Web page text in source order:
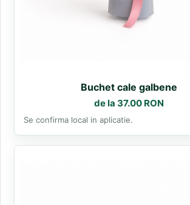
Buchet cale galbene
de la 37.00 RON
Se confirma local in aplicatie.